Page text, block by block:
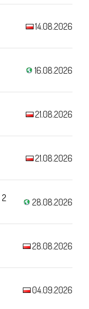
14.08.2026
16.08.2026
21.08.2026
21.08.2026
28.08.2026
28.08.2026
04.09.2026